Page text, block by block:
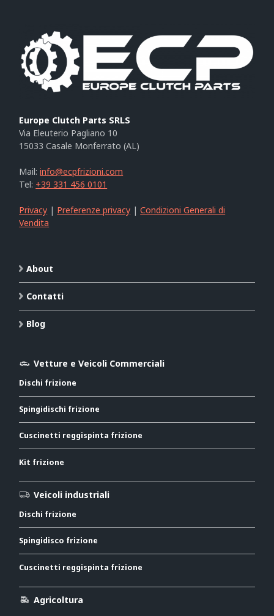
Europe Clutch Parts SRLS
Via Eleuterio Pagliano 10
15033 Casale Monferrato (AL)
Mail:info@ecpfrizioni.com
Tel: +39 331 456 0101
Privacy | Preferenze privacy |Condizioni Generali di
Vendita
About
Contatti
Blog
Vetture e Veicoli Commerciali
Dischi frizione
Spingidischi frizione
Cuscinetti reggispinta frizione
Kit frizione
Veicoli industriali
Dischi frizione
Spingidisco frizione
Cuscinetti reggispinta frizione
Agricoltura